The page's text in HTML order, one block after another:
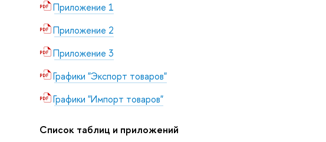
Приложение 1
Приложение 2
Приложение 3
Графики "Экспорт товаров"
Графики "Импорт товаров"
Список таблиц и приложений